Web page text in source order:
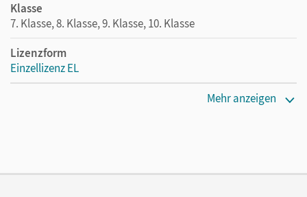
Klasse
7. Klasse, 8. Klasse, 9. Klasse, 10. Klasse
Lizenzform
Einzellizenz EL
Mehr anzeigen